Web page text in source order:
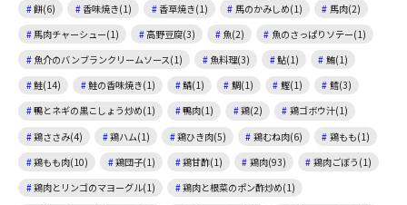
餅(6)
香味焼き(1) 香草焼き(1) 馬のかみしめ(1)
馬肉(2)
馬肉チャーシュー(1)
高野豆腐(3) 魚(2)
魚のさっぱりソテー(1)
魚介のバンブランクリームソース(1)
魚料理(3) 鮎(1)
鮪(1)
鮭(14)
鮭の香味焼き(1) 鯖(1) 鯛(1) 鰹(1)
鱈(3)
鴨とネギの黒こしょう炒め(1)
鴨肉(1) 鶏(2)
鶏ゴボウ汁(1)
鶏ささみ(4)
鶏ハム(1) 鶏ひき肉(5) 鶏むね肉(6)
鶏もも(1)
鶏もも肉(10)
鶏団子(1) 鶏甘酢(1) 鶏肉(93)
鶏肉ごぼう(1)
鶏肉とリンゴのマヨーグル(1)
鶏肉と根菜のポン酢炒め(1)